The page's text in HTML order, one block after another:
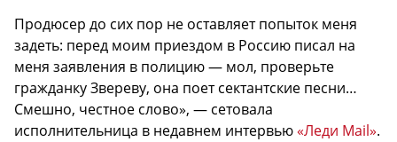
Продюсер до сих пор не оставляет попыток меня
задеть: перед моим приездом в Россию писал на
меня заявления в полицию — мол, проверьте
гражданку Звереву, она поет сектантские песни…
Смешно, честное слово», — сетовала
исполнительница в недавнем интервью«Леди Mail».